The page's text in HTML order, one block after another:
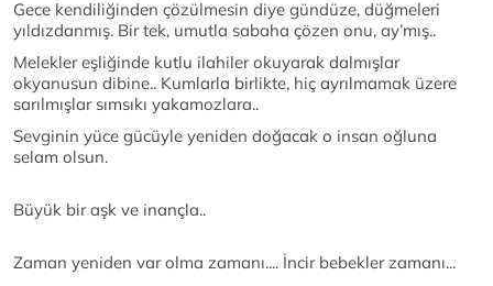
Gece kendiliğinden çözülmesin diye gündüze, düğmeleri
yıldızdanmış. Bir tek, umutla sabaha çözen onu, ay’mış..
Melekler eşliğinde kutlu ilahiler okuyarak dalmışlar
okyanusun dibine.. Kumlarla birlikte, hiç ayrılmamak üzere
sarılmışlar sımsıkı yakamozlara..
Sevginin yüce gücüyle yeniden doğacak o insan oğluna
selam olsun.
Büyük bir aşk ve inançla..
Zaman yeniden var olma zamanı.... İncir bebekler zamanı...